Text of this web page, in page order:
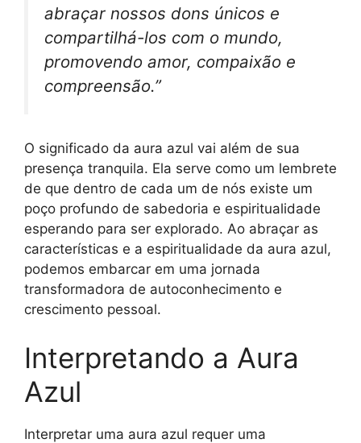
abraçar nossos dons únicos e
compartilhá-los com o mundo,
promovendo amor, compaixão e
compreensão.”
O significado da aura azul vai além de sua
presença tranquila. Ela serve como um lembrete
de que dentro de cada um de nós existe um
poço profundo de sabedoria e espiritualidade
esperando para ser explorado. Ao abraçar as
características e a espiritualidade da aura azul,
podemos embarcar em uma jornada
transformadora de autoconhecimento e
crescimento pessoal.
Interpretando a Aura
Azul
Interpretar uma aura azul requer uma